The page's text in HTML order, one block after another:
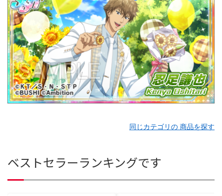
同じカテゴリの 商品を探す
ベストセラーランキングです